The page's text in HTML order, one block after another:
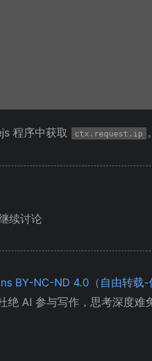
程序中获取 ctx.request.ip 。
续讨论
BY-NC-ND 4.0（自由转载
绝 AI 参与写作，思考深度难